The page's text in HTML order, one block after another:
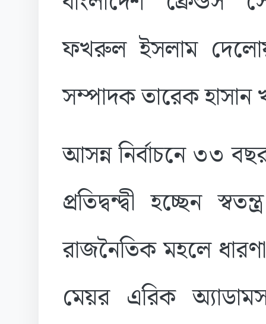
ফখরুল ইসলাম
সম্পাদক তারেক হাসান
আসন্ন নির্বাচনে ৩৩
প্রতিদ্বন্দ্বী হচ্ছেন
রাজনৈতিক মহলে
মেয়র এরিক অ্যাডামস